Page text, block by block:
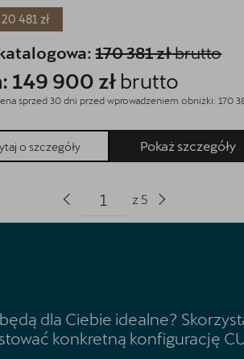
481 zł
170 381 złbrutto
149 900 zł brutto
sprzed 30 dni przed wprowadzeniem obniżki: 170
o szczegóły Pokaż szczegóły
z 5
dla Ciebie idealne?
konkretną konfigurację